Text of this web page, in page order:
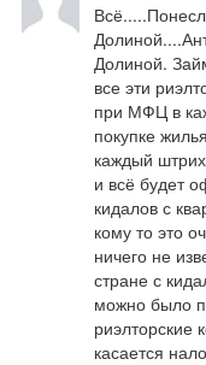
Долиной.
все эти
при МФЦ в
покупке
каждый
и всё будет
кидалов с
кому то это
ничего не
стране с
можно было
риэлторские
касается